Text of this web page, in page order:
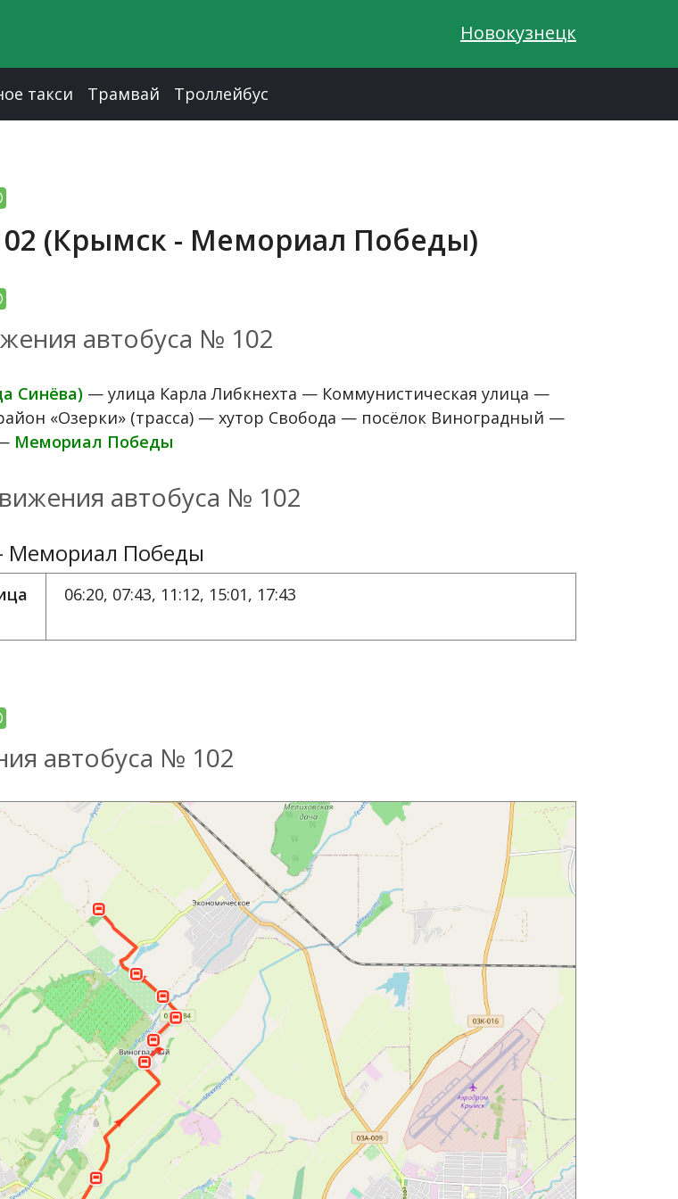
Новокузнецк
такси Трамвай Троллейбус
(Крымск - Мемориал Победы)
автобуса № 102
Синёва) — улица Карла Либкнехта — Коммунистическая улица —
«Озерки» (трасса) — хутор Свобода — посёлок Виноградный —
Мемориал Победы
автобуса № 102
Победы
06:20, 07:43, 11:12, 15:01, 17:43
автобуса № 102